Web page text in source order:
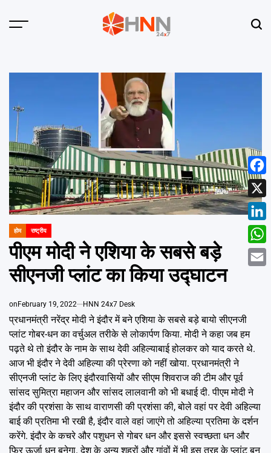
Menu
POSTED
IN
होम राष्ट्रीय
पीएम मोदी ने एशिया के सबसे बड़े
सीएनजी प्लांट का किया उद्घाटन
on February 19, 2022 HNN 24x7 Desk
प्रधानमंत्री नरेंद्र मोदी ने इंदौर में बने एशिया के सबसे बड़े बायो सीएनजी
प्लांट गोबर-धन का वर्चुअल तरीके से लोकार्पण किया. मोदी ने कहा जब हम
पढ़ते थे तो इंदौर के नाम के साथ देवी अहिल्याबाई होलकर को याद करते थे.
आज भी इंदौर ने देवी अहिल्या की प्रेरणा को नहीं खोया. प्रधानमंत्री ने
सीएनजी प्लांट के लिए इंदौरवासियों और सीएम शिवराज की टीम और पूर्व
सांसद सुमित्रा महाजन और सांसद लालवानी को भी बधाई दी. पीएम मोदी ने
इंदौर की प्रशंसा के साथ वाराणसी की प्रशंसा की, बोले वहां पर देवी अहिल्या
बाई की प्रतिमा भी रखी है, इंदौर वाले वहां जाएंगे तो अहिल्या प्रतिमा के दर्शन
करेंगे. इंदौर के कचरे और पशुधन से गोबर धन और इससे स्वच्छता धन और
फिर ऊर्जा धन बनेगा. देश के अन्य शहरों और गांवों में भी इस तरह के प्लांट बन
X